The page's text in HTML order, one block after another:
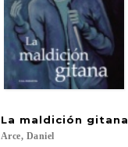
La maldición gitana
Arce, Daniel